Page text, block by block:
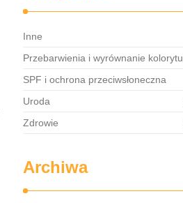
Inne
Przebarwienia i wyrównanie kolorytu
SPF i ochrona przeciwsłoneczna
Uroda
Zdrowie
Archiwa